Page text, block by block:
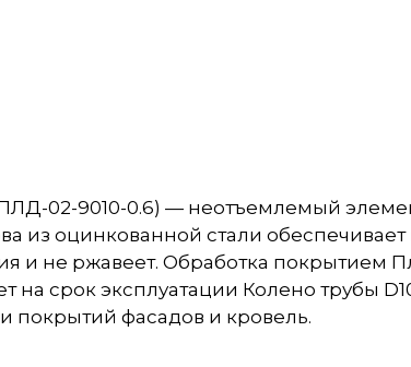
02-9010-0.6) — неотъемлемый
из оцинкованной стали
и не ржавеет. Обработка покрытием
на срок эксплуатации Колено трубы
покрытий фасадов и кровель.